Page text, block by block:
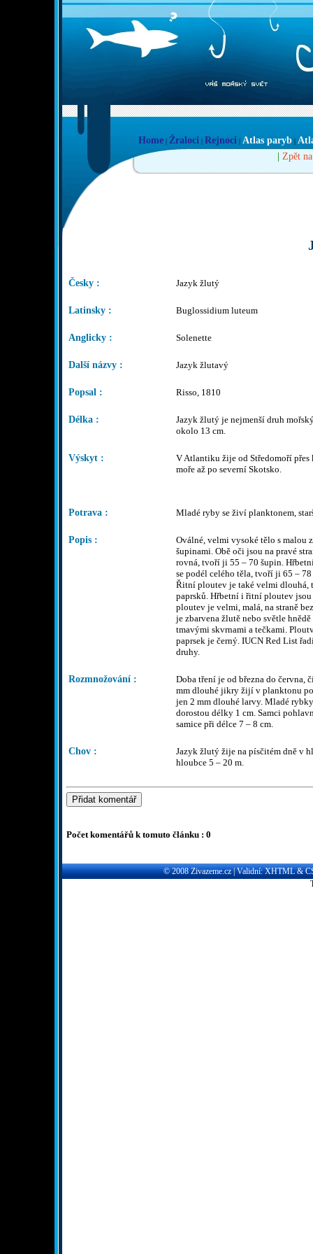
Home | Žraloci | Rejnoci | Atlas paryb |
| Zpět
Česky : Jazyk žlutý
Latinsky : Buglossidium luteum
Anglicky : Solenette
Další názvy : Jazyk žlutavý
Popsal : Risso, 1810
Délka :
Jazyk žlutý je nejmenší druh
okolo 13 cm.
Výskyt :
V Atlantiku žije od Středomoří přes
moře až po severní Skotsko.
Potrava : Mladé ryby se živí planktonem,
Popis :
Oválné, velmi vysoké tělo s malou
šupinami. Obě oči jsou na pravé
rovná, tvoří ji 55 – 70 šupin.
se podél celého těla, tvoří ji 65 –
Řitní ploutev je také velmi dlouhá,
paprsků. Hřbetní i řitní ploutev
ploutev je velmi, malá, na straně
je zbarvena žlutě nebo světle
tmavými skvrnami a tečkami.
paprsek je černý. IUCN Red List
druhy.
Rozmnožování :
Doba tření je od března do června,
mm dlouhé jikry žijí v planktonu
jen 2 mm dlouhé larvy. Mladé
dorostou délky 1 cm. Samci
samice při délce 7 – 8 cm.
Chov :
Jazyk žlutý žije na písčitém dně v
hloubce 5 – 20 m.
Počet komentářů k tomuto článku : 0
© 2008Zivazeme.cz| Validní:XHTML&